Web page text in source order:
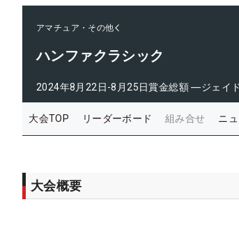
アマチュア・その他
ハンファクラシック
2024年8月22日-8月25日賞金総額 ―ジェイ
大会TOP リーダーボード 組み合せ ニ
大会概要